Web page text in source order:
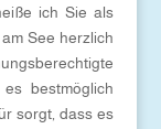
ich Sie als
See herzlich
bestmöglich
sorgt, dass es